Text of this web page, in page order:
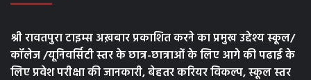
श्री रावतपुरा टाइम्स अख़बार प्रकाशित करने का प्रमुख उद्देश्य स्कूल/
कॉलेज /यूनिवर्सिटी स्तर के छात्र-छात्राओं के लिए आगे की पढाई के
लिए प्रवेश परीक्षा की जानकारी, बेहतर करियर विकल्प, स्कूल स्तर